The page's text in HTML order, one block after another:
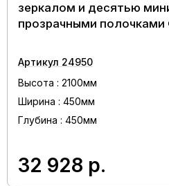
зеркалом и десятью
прозрачными
Артикул 24950
Высота : 2100мм
Ширина : 450мм
Глубина : 450мм
32 928 р.